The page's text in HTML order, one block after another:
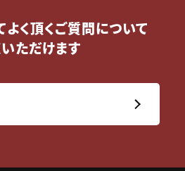
く頂くご質問について
ただけます